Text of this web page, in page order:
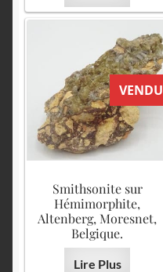
VENDU
Smithsonite sur
Hémimorphite,
Altenberg, Moresnet,
Belgique.
Lire Plus